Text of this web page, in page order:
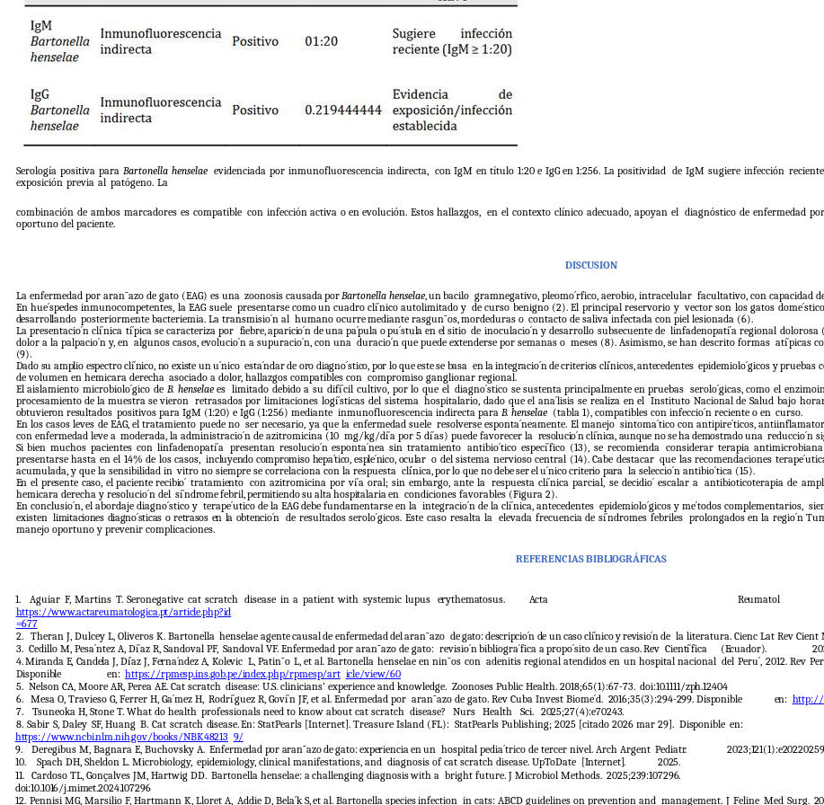
Serología positiva para Bartonella henselae evidenciada por inmunofluorescencia indirecta, con IgM en título 1:20 e IgG en 1:256. La positividad de IgM sugiere infección
exposición previa al patógeno. La
combinación de ambos marcadores es compatible con infección activa o en evolución. Estos hallazgos, en el contexto clínico adecuado, apoyan el diagnóstico de enfermedad
oportuno del paciente.
DISCUSION
La enfermedad por aran˜azo de gato (EAG) es una zoonosis causadaporBartonella henselae,unbacilo gramnegativo, pleomo´rfico, aerobio, intracelular facultativo, con capacidad
En hue´spedes inmunocompetentes, la EAG suele presentarse comoun cuadro clí´nico autolimitadoy de curso benigno (2). El principal reservorio y vector son los gatos
desarrollando posteriormente bacteriemia. La transmisio´n al humano ocurremediante rasgun˜os,mordeduras o contacto de saliva infectada con piel lesionada (6).
La presentacio´n clí´nica tí´pica se caracteriza por fiebre,aparicio´n deuna pa´pula opu´stula en el sitio de inoculacio´n y desarrollo subsecuente de linfadenopatí´a regional dolorosa
dolor a la palpacio´n y, en algunos casos, evolucio´n a supuracio´n, con una duracio´n que puede extenderse por semanas o meses (8). Asimismo, se han descrito formas atí´picas
(9).
Dado su amplio espectroclí´nico, no existe unu´nico esta´ndarde oro diagno´stico, por loqueestese basa enlaintegracio´ndecriterios clí´nicos,antecedentes epidemiolo´gicosypruebas
de volumen en hemicara derecha asociado a dolor, hallazgos compatibles con compromiso ganglionar regional.
El aislamiento microbiolo´gico de B. henselaees limitado debido a su difí´cil cultivo, por lo que el diagno´stico se sustenta principalmente en pruebas serolo´gicas, como el
procesamiento de la muestra se vieron retrasados por limitaciones logí´sticas del sistema hospitalario, dado que el ana´lisis se realiza en el Instituto Nacional de Salud bajo
obtuvieron resultados positivos para IgM (1:20) e IgG (1:256) mediante inmunofluorescencia indirecta para B. henselae (tabla 1), compatibles con infeccio´n reciente o en curso.
En los casos leves de EAG, el tratamiento puede no ser necesario, ya que la enfermedad suele resolverse esponta´neamente. El manejo sintoma´tico con antipire´ticos,
con enfermedad leve a moderada, la administracio´n de azitromicina (10 mg/kg/dí´a por 5 dí´as) puede favorecer la resolucio´n clí´nica, aunque no seha demostrado una reduccio´n
Si bien muchos pacientes con linfadenopatí´a presentan resolucio´n esponta´nea sin tratamiento antibio´tico especí´fico (13), se recomienda considerar terapia
presentarse hasta en el 14% de los casos, incluyendo compromiso hepa´tico, esple´nico, ocular o del sistema nervioso central (14). Cabe destacar que las recomendaciones
acumulada, y que la sensibilidad in vitro no siempre se correlaciona con la respuesta clí´nica,porlo que nodebeserelu´nicocriterio para la seleccio´n antibio´tica (15).
En el presente caso, el paciente recibio´ tratamiento con azitromicina por ví´a oral; sin embargo, ante la respuesta clí´nica parcial, se decidio´ escalar a antibioticoterapia de
hemicara derecha y resolucio´n del sí´ndromefebril,permitiendosualtahospitalariaen condiciones favorables (Figura 2).
En conclusio´n, el abordaje diagno´stico y terape´utico de la EAG debe fundamentarse en la integracio´n de la clí´nica, antecedentes epidemiolo´gicos y me´todos complementarios,
existen limitaciones diagno´sticas o retrasos en la obtencio´n de resultados serolo´gicos. Este caso resalta la elevada frecuencia de sí´ndromes febriles prolongados en la regio´n
manejo oportuno y prevenir complicaciones.
REFERENCIASBIBLIOGRÁFICAS
1. Aguiar F, Martins T. Seronegative cat scratch disease in a patient with systemic lupus erythematosus. Acta Reumatol
https://www.actareumatologica.pt/article.php?id
=677
2.
Theran J, Dulcey L, Oliveros K. Bartonella henselae agentecausalde enfermedaddelaran˜azo degato:descripcio´n de un casoclí´nicoyrevisio´n de la literatura. Cienc Lat Rev Cient
3. Cedillo M, Pesa´ntez A, Dí´az R, Sandoval PF, Sandoval VF. Enfermedad por aran˜azo de gato: revisio´n bibliogra´fica a propo´sito deun caso.Rev Cientí´fica (Ecuador).
4.Miranda E, Candela J, Dí´az J, Ferna´ndez A, Kolevic L, Patin˜o L, et al. Bartonella henselae en nin˜os con adenitis regional atendidos en un hospital nacional del Peru´, 2012. Rev
Disponible
en: https://rpmesp.ins.gob.pe/index.php/rpmesp/art icle/view/60
5. Nelson CA, Moore AR, Perea AE. Cat scratch disease: U.S. clinicians’ experience and knowledge. Zoonoses Public Health. 2018;65(1):67-73. doi:10.1111/zph.12404
6.
Mesa O, Travieso G, Ferrer H, Ga´mez H, Rodrí´guez R, Goví´n JF, et al. Enfermedad por aran˜azo de gato. Rev Cuba Invest Biome´d. 2016;35(3):294-299. Disponible en: http://
7.
Tsuneoka H, Stone T. What do health professionals need to know about cat scratch disease? Nurs Health Sci.
2025;27(4):e70243.
8. Sabir S, Daley SF, Huang B. Cat scratch disease.En: StatPearls [Internet]. Treasure Island (FL): StatPearls Publishing; 2025 [citado 2026 mar 29]. Disponible en:
https://www.ncbi.nlm.nih.gov/books/NBK48213 9/
9.
Deregibus M, Bagnara E, Buchovsky A. Enfermedad por aran˜azodegato:experienciaenun hospital pedia´trico de tercer nivel. Arch Argent Pediatr.
10.
Spach DH, Sheldon L. Microbiology, epidemiology, clinical manifestations, and diagnosis of cat scratch disease. UpToDate [Internet].
2025.
11. Cardoso TL, Gonçalves JM, Hartwig DD. Bartonella henselae: achallenging diagnosiswith a bright future. J Microbiol Methods. 2025;239:107296.
doi:10.1016/j.mimet.2024.107296
12. Pennisi MG, Marsilio F, Hartmann K, Lloret A, Addie D, Bela´k S,et al. Bartonella speciesinfection in cats: ABCD guidelines on prevention and management. J Feline Med Surg.